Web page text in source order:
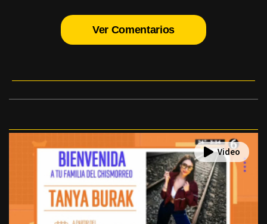
Ver Comentarios